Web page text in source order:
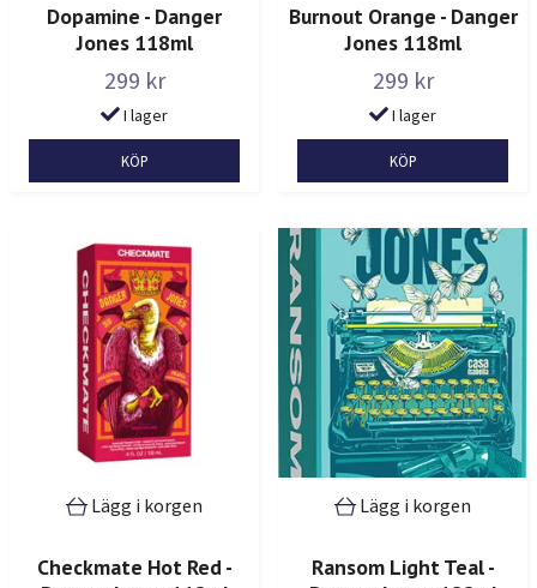
Dopamine - Danger
Jones 118ml
299 kr
I lager
Burnout Orange - Danger
Jones 118ml
299 kr
I lager
Lägg i korgen
Checkmate Hot Red -
Lägg i korgen
Ransom Light Teal -